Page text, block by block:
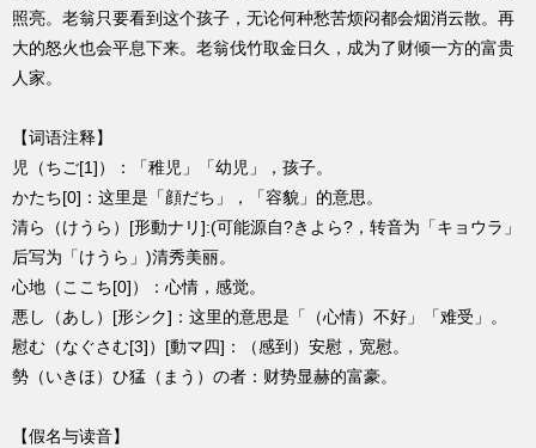
照亮。老翁只要看到这个孩子，无论何种愁苦烦闷都会烟消云散。再
大的怒火也会平息下来。老翁伐竹取金日久，成为了财倾一方的富贵
人家。
【词语注释】
児（ちご[1]）：「稚児」「幼児」，孩子。
かたち[0]：这里是「顔だち」，「容貌」的意思。
清ら（けうら）[形動ナリ]:(可能源自?きよら?，转音为「キョウラ」
后写为「けうら」)清秀美丽。
心地（ここち[0]）：心情，感觉。
悪し（あし）[形シク]：这里的意思是「（心情）不好」「难受」。
慰む（なぐさむ[3]）[動マ四]：（感到）安慰，宽慰。
勢（いきほ）ひ猛（まう）の者：财势显赫的富豪。
【假名与读音】